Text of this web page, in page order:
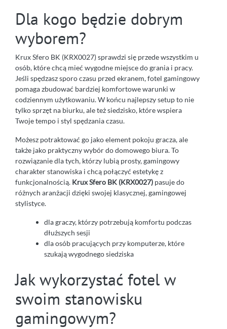
Dla kogo będzie dobrym
wyborem?
Krux Sfero BK (KRX0027) sprawdzi się przede wszystkim u
osób, które chcą mieć wygodne miejsce do grania i pracy.
Jeśli spędzasz sporo czasu przed ekranem, fotel gamingowy
pomaga zbudować bardziej komfortowe warunki w
codziennym użytkowaniu. W końcu najlepszy setup to nie
tylko sprzęt na biurku, ale też siedzisko, które wspiera
Twoje tempo i styl spędzania czasu.
Możesz potraktować go jako element pokoju gracza, ale
także jako praktyczny wybór do domowego biura. To
rozwiązanie dla tych, którzy lubią prosty, gamingowy
charakter stanowiska i chcą połączyć estetykę z
funkcjonalnością. Krux Sfero BK (KRX0027) pasuje do
różnych aranżacji dzięki swojej klasycznej, gamingowej
stylistyce.
dla graczy, którzy potrzebują komfortu podczas
dłuższych sesji
dla osób pracujących przy komputerze, które
szukają wygodnego siedziska
Jak wykorzystać fotel w
swoim stanowisku
gamingowym?